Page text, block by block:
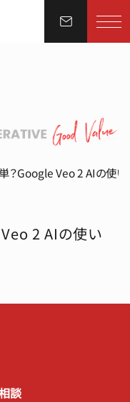
？Google Veo 2 AIの使
2 AIの使い
談